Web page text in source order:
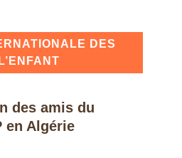
DES
des amis du
en Algérie